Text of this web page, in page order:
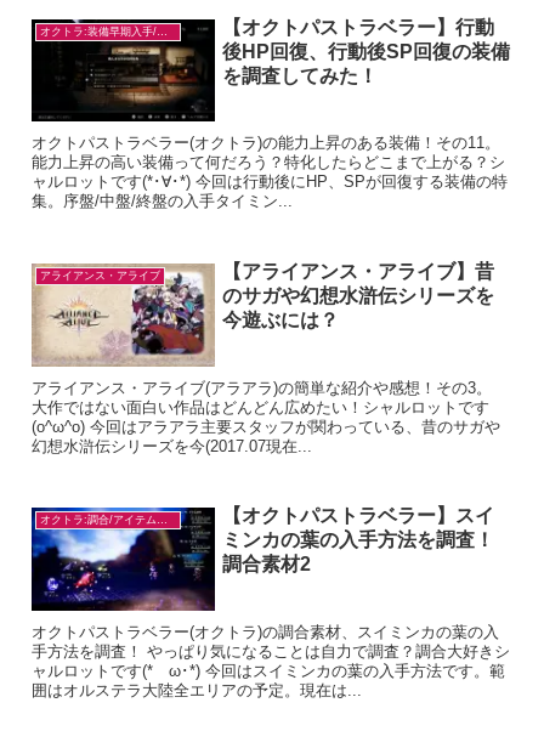
オクトラ:装備早期入手/目的別
【オクトパストラベラー】行動
後HP回復、行動後SP回復の装備
を調査してみた！
オクトパストラベラー(オクトラ)の能力上昇のある装備！その11。
能力上昇の高い装備って何だろう？特化したらどこまで上がる？シ
ャルロットです(*･∀･*) 今回は行動後にHP、SPが回復する装備の特
集。序盤/中盤/終盤の入手タイミン...
アライアンス・アライブ
【アライアンス・アライブ】昔
のサガや幻想水滸伝シリーズを
今遊ぶには？
アライアンス・アライブ(アラアラ)の簡単な紹介や感想！その3。
大作ではない面白い作品はどんどん広めたい！シャルロットです
(o^ω^o) 今回はアラアラ主要スタッフが関わっている、昔のサガや
幻想水滸伝シリーズを今(2017.07現在...
【オクトパストラベラー】スイ
ミンカの葉の入手方法を調査！
調合素材2
オクトパストラベラー(オクトラ)の調合素材、スイミンカの葉の入
手方法を調査！ やっぱり気になることは自力で調査？調合大好きシ
ャルロットです(*ゝω･*) 今回はスイミンカの葉の入手方法です。範
囲はオルステラ大陸全エリアの予定。現在は...